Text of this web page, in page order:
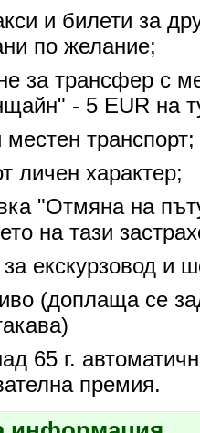
и билети за
по желание;
за трансфер с
- 5 EUR на
местен транспорт;
личен характер;
"Отмяна на
на тази
екскурзовод и
(доплаща се
65 г.
премия.